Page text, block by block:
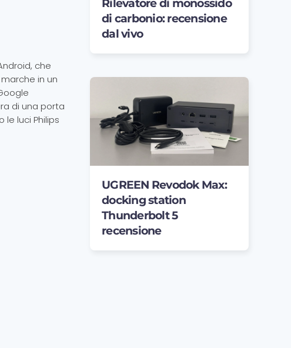
che
in un
di una porta
le luci Philips
Rilevatore di monossido
di carbonio: recensione
dal vivo
UGREEN Revodok Max:
docking station
Thunderbolt 5
recensione